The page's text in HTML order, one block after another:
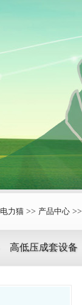
电力猫 >> 产品中心 >>
高低压成套设备